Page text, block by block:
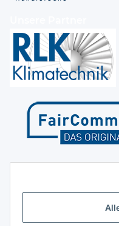
Höffgeshofweg 14